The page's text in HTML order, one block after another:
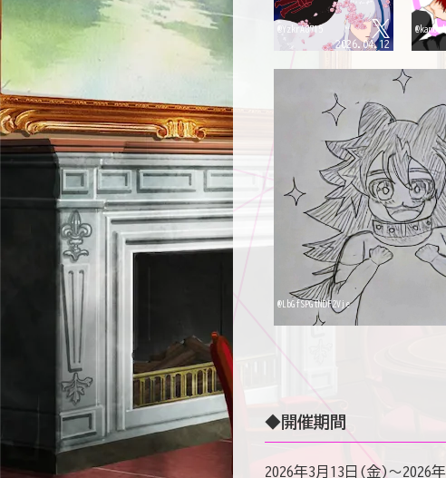
@YzkrA8715
2026.04.12
@LbGfSPGtNDF2Vje
◆開催期間
2026年3月13日(金)～2026